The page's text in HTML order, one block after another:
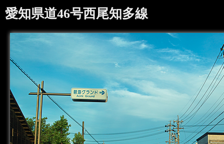
愛知県道46号西尾知多線